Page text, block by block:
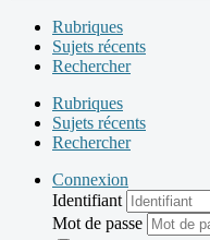
Rubriques
Sujets récents
Rechercher
Rubriques
Sujets récents
Rechercher
Connexion
Identifiant
Mot de passe